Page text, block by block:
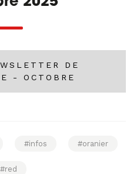
DE
- OCTOBRE
#infos #oranier
#red